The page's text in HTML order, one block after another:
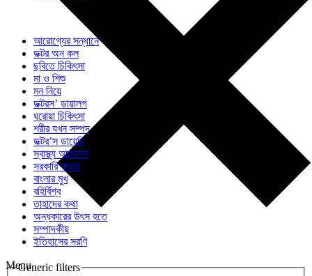
Generic filters
আরোগ্যের সন্ধানে
ডক্টর অন কল
ছবিতে চিকিৎসা
মা ও শিশু
মন নিয়ে
ডক্টরস’ ডায়ালগ
ঘরোয়া চিকিৎসা
শরীর যখন সম্পদ
ডক্টর’স ডায়েরি
স্বাস্থ্য আন্দোলন
সরকারি কড়চা
বাংলার মুখ
বহির্বিশ্ব
তাহাদের কথা
অন্ধকারের উৎস হতে
সম্পাদকীয়
ইতিহাসের সরণি
Menu